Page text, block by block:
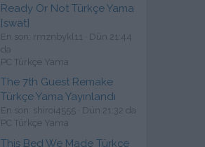
Ready Or Not Türkçe Yama
[swat]
En son: rmznbykl11
Dün 21:44
da
PC Türkçe Yama
The 7th Guest Remake
Türkçe Yama Yayınlandı
En son: shiroi4555
Dün 21:32 da
PC Türkçe Yama
This Bed We Made Türkçe